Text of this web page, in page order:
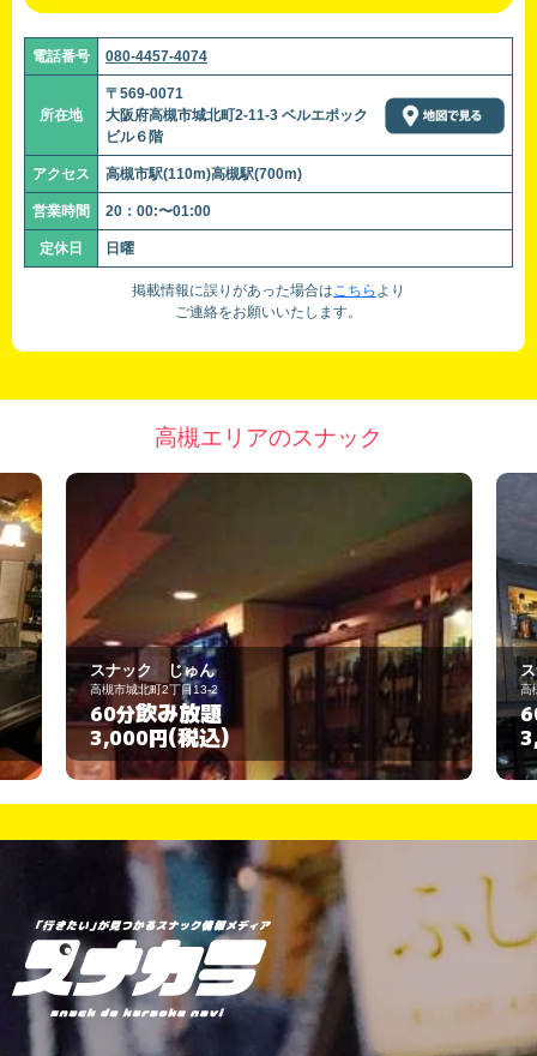
電話番号 080-4457-4074
所在地
〒569-0071
大阪府高槻市城北町2-11-3 ベルエポック
ビル６階
アクセス 高槻市駅(110m)高槻駅(700m)
営業時間 20：00:〜01:00
定休日 日曜
掲載情報に誤りがあった場合はこちら より
ご連絡をお願いいたします。
高槻エリアのスナック
スナック じゅん
高槻市城北町2丁目13-2
60分飲み放題
3,000円(税込)
高